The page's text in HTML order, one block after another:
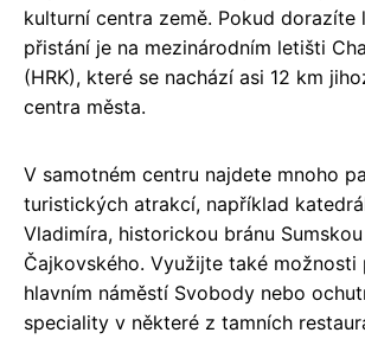
kulturní centra země. Pokud dorazíte
přistání je na mezinárodním letišti
(HRK), které se nachází asi 12 km
centra města.
V samotném centru najdete mnoho
turistických atrakcí, například
Vladimíra, historickou bránu
Čajkovského. Využijte také možnosti
hlavním náměstí Svobody nebo
speciality v některé z tamních